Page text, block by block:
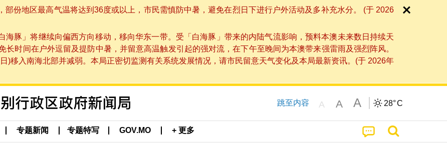
份地区最高气温将达到36度或以上，市民需慎防中暑，避免在烈日下进行户外活动及多补充水分。 (于 2026
豚」将继续向偏西方向移动，移向华东一带。受「白海豚」带来的内陆气流影响，预料本澳未来数日持续天
时间在户外逗留及提防中暑，并留意高温触发引起的强对流，在下午至晚间为本澳带来强雷雨及强烈阵风。
)移入南海北部并减弱。本局正密切监测有关系统发展情况，请市民留意天气变化及本局最新资讯。(于 2026年
跳至内容 A A A 28°C
专题新闻 专题特写 GOV.MO + 更多